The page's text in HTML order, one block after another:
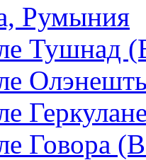
Румыния
Тушнад
Говора